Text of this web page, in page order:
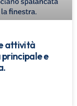
attività
e